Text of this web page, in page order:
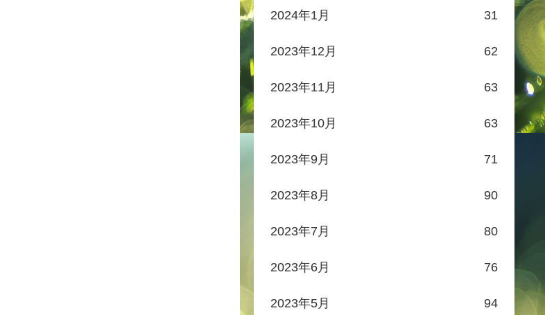
2024年1月 31
2023年12月 62
2023年11月 63
2023年10月 63
2023年9月 71
2023年8月 90
2023年7月 80
2023年6月 76
2023年5月 94